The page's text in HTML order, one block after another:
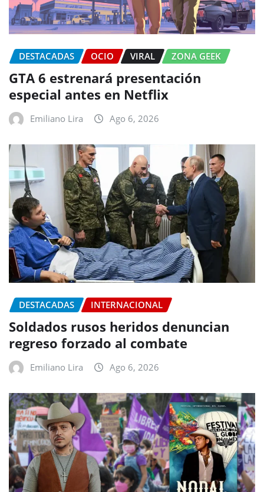
DESTACADAS OCIO VIRAL ZONA GEEK
GTA 6 estrenará presentación
especial antes en Netflix
Emiliano Lira Ago 6, 2026
DESTACADAS INTERNACIONAL
Soldados rusos heridos denuncian
regreso forzado al combate
Emiliano Lira Ago 6, 2026